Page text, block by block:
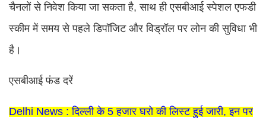
चैनलों से निवेश किया जा सकता है, साथ ही एसबीआई स्पेशल एफडी
स्कीम में समय से पहले डिपॉजिट और विड्रॉल पर लोन की सुविधा भी
है।
एसबीआई फंड दरें
Delhi News : दिल्ली के 5 हजार घरो की लिस्ट हुई जारी, इन पर